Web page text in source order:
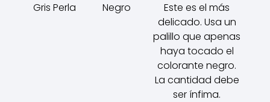
Gris Perla
Negro
Este es el más
delicado. Usa un
palillo que apenas
haya tocado el
colorante negro.
La cantidad debe
ser ínfima.